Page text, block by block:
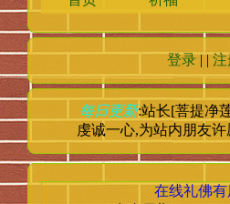
登录| |注
每日更新:站长[菩提净
虔诚一心,为站内朋友
在线礼佛